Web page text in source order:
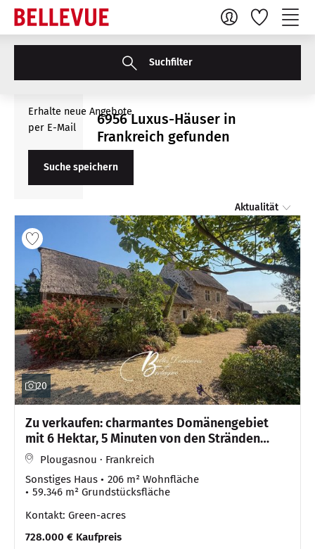
Suchfilter
Erhalte neue Angebote
per E-Mail
Suche speichern
6956 Luxus-Häuser in
Frankreich gefunden
Aktualität
20
Zu verkaufen: charmantes Domänengebiet
mit 6 Hektar, 5 Minuten von den Stränden
entfernt, Finistère
Plougasnou · Frankreich
Sonstiges Haus
206 m² Wohnfläche
59.346 m² Grundstücksfläche
Kontakt: Green-acres
728.000 € Kaufpreis